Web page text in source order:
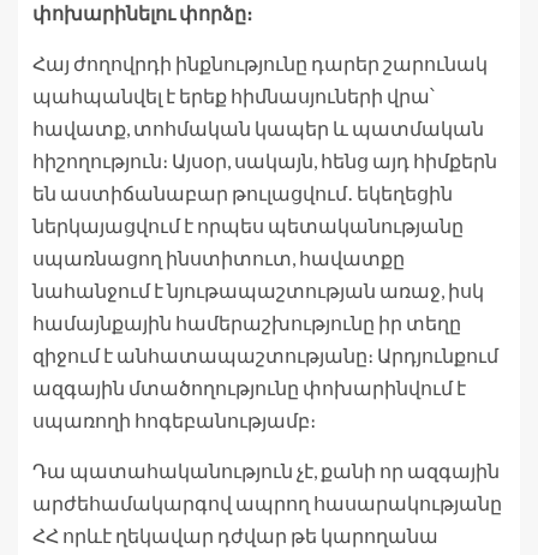
փոխարինելու փորձը։
Հայ ժողովրդի ինքնությունը դարեր շարունակ
պահպանվել է երեք հիմնասյուների վրա՝
հավատք, տոհմական կապեր և պատմական
հիշողություն։ Այսօր, սակայն, հենց այդ հիմքերն
են աստիճանաբար թուլացվում․ եկեղեցին
ներկայացվում է որպես պետականությանը
սպառնացող ինստիտուտ, հավատքը
նահանջում է նյութապաշտության առաջ, իսկ
համայնքային համերաշխությունը իր տեղը
զիջում է անհատապաշտությանը։ Արդյունքում
ազգային մտածողությունը փոխարինվում է
սպառողի հոգեբանությամբ։
Դա պատահականություն չէ, քանի որ ազգային
արժեհամակարգով ապրող հասարակությանը
ՀՀ որևէ ղեկավար դժվար թե կարողանա